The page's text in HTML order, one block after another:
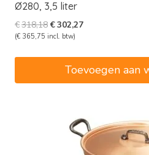
Ø280, 3,5 liter
€318,18Oorspronkelijke
prijs
€318,18.
€302,27Huidige
(€ 365,75 incl. btw)
Toevoegen aan